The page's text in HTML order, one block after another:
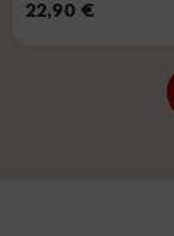
22,90 €